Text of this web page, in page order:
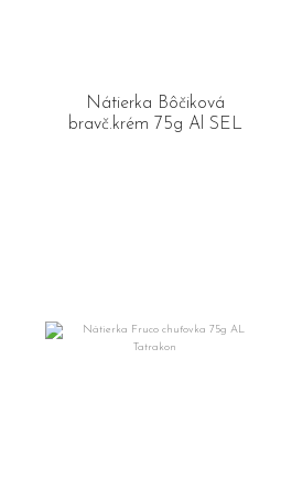
Nátierka Bôčiková
bravč.krém 75g Al SEL